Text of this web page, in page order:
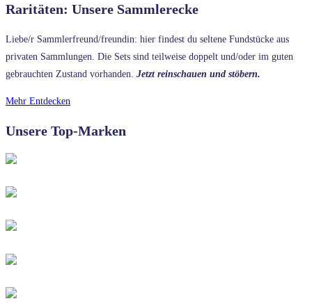
Raritäten: Unsere Sammlerecke
Liebe/r Sammlerfreund/freundin: hier findest du seltene Fundstücke aus
privaten Sammlungen. Die Sets sind teilweise doppelt und/oder im guten
gebrauchten Zustand vorhanden. Jetzt reinschauen und stöbern.
Mehr Entdecken
Unsere Top-Marken